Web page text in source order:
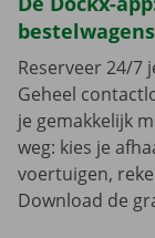
Reserveer 24/7
Geheel
je gemakkelijk
weg: kies je
voertuigen,
Download de